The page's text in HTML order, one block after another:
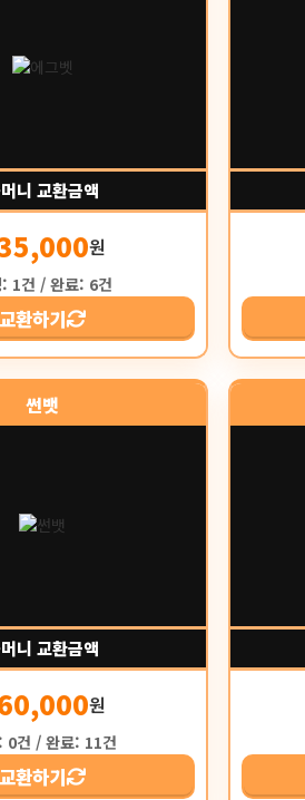
니 교환금액
원
: 1건 / 완료: 6건
교환하기
썬뱃
니 교환금액
원
0건 / 완료: 11건
교환하기